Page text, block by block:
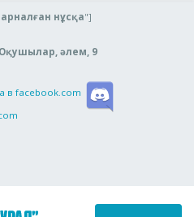
нұсқа"]
Оқушылар, әлем, 9